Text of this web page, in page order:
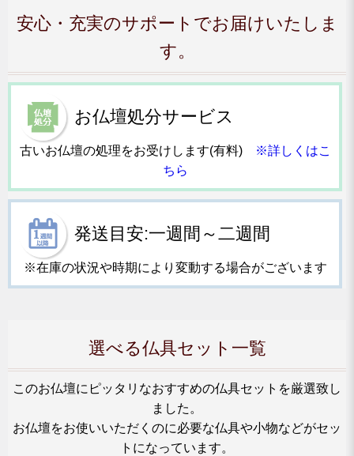
安心・充実のサポートでお届けいたしま
す。
お仏壇処分サービス
古いお仏壇の処理をお受けします(有料)
※詳しくはこ
ちら
発送目安:一週間～二週間
※在庫の状況や時期により変動する場合がございます
選べる仏具セット一覧
このお仏壇にピッタリなおすすめの仏具セットを厳選致し
ました。
お仏壇をお使いいただくのに必要な仏具や小物などがセッ
トになっています。